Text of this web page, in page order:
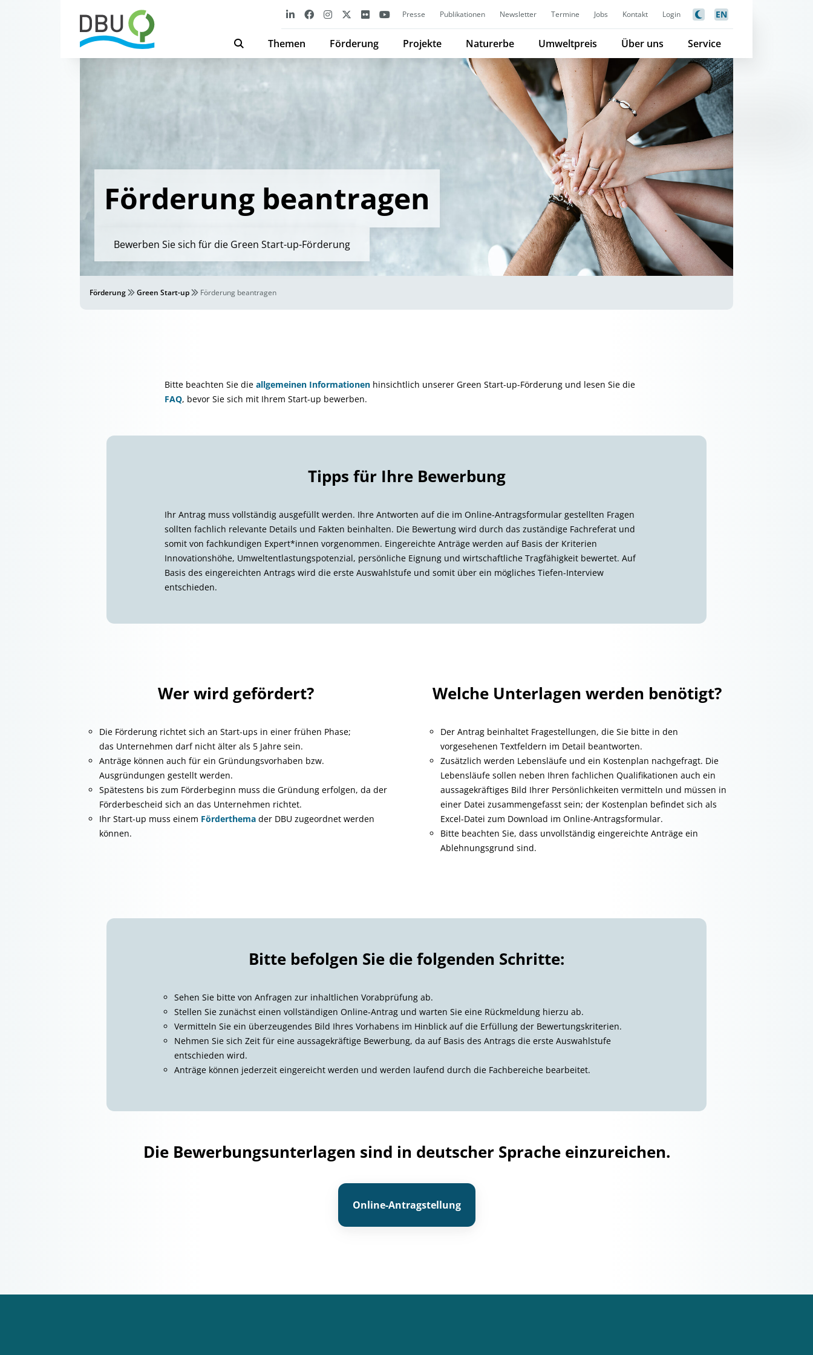
Presse Publikationen Newsletter Termine Jobs Kontakt Login EN
Themen Förderung Projekte Naturerbe Umweltpreis Über uns Service
Förderung beantragen
Bewerben Sie sich für die Green Start-up-Förderung
Förderung Green Start-up Förderung beantragen
Bitte beachten Sie die allgemeinen Informationen hinsichtlich unserer Green Start-up-Förderung und lesen Sie die
FAQ, bevor Sie sich mit Ihrem Start-up bewerben.
Tipps für Ihre Bewerbung
Ihr Antrag muss vollständig ausgefüllt werden. Ihre Antworten auf die im Online-Antragsformular gestellten Fragen
sollten fachlich relevante Details und Fakten beinhalten. Die Bewertung wird durch das zuständige Fachreferat und
somit von fachkundigen Expert*innen vorgenommen. Eingereichte Anträge werden auf Basis der Kriterien
Innovationshöhe, Umweltentlastungspotenzial, persönliche Eignung und wirtschaftliche Tragfähigkeit bewertet. Auf
Basis des eingereichten Antrags wird die erste Auswahlstufe und somit über ein mögliches Tiefen-Interview
entschieden.
Wer wird gefördert?
Die Förderung richtet sich an Start-ups in einer frühen Phase;
das Unternehmen darf nicht älter als 5 Jahre sein.
Anträge können auch für ein Gründungsvorhaben bzw.
Ausgründungen gestellt werden.
Spätestens bis zum Förderbeginn muss die Gründung erfolgen, da der
Förderbescheid sich an das Unternehmen richtet.
Ihr Start-up muss einem Förderthema der DBU zugeordnet werden
können.
Welche Unterlagen werden benötigt?
Der Antrag beinhaltet Fragestellungen, die Sie bitte in den
vorgesehenen Textfeldern im Detail beantworten.
Zusätzlich werden Lebensläufe und ein Kostenplan nachgefragt. Die
Lebensläufe sollen neben Ihren fachlichen Qualifikationen auch ein
aussagekräftiges Bild Ihrer Persönlichkeiten vermitteln und müssen in
einer Datei zusammengefasst sein; der Kostenplan befindet sich als
Excel-Datei zum Download im Online-Antragsformular.
Bitte beachten Sie, dass unvollständig eingereichte Anträge ein
Ablehnungsgrund sind.
Bitte befolgen Sie die folgenden Schritte:
Sehen Sie bitte von Anfragen zur inhaltlichen Vorabprüfung ab.
Stellen Sie zunächst einen vollständigen Online-Antrag und warten Sie eine Rückmeldung hierzu ab.
Vermitteln Sie ein überzeugendes Bild Ihres Vorhabens im Hinblick auf die Erfüllung der Bewertungskriterien.
Nehmen Sie sich Zeit für eine aussagekräftige Bewerbung, da auf Basis des Antrags die erste Auswahlstufe
entschieden wird.
Anträge können jederzeit eingereicht werden und werden laufend durch die Fachbereiche bearbeitet.
Die Bewerbungsunterlagen sind in deutscher Sprache einzureichen.
Online-Antragstellung